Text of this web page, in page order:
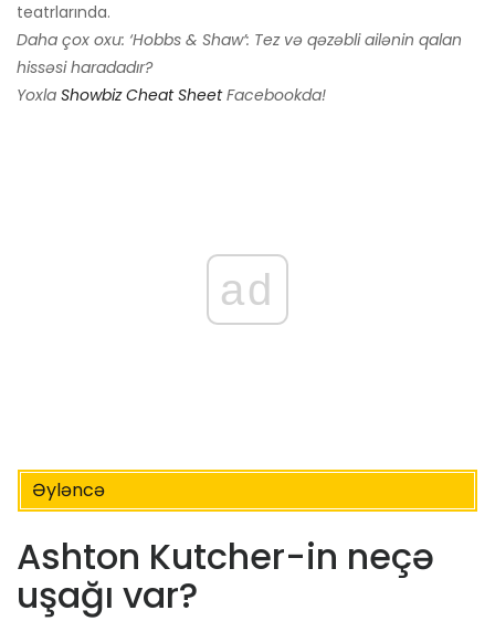
teatrlarında.
Daha çox oxu: ‘Hobbs & Shaw’: Tez və qəzəbli ailənin qalan
hissəsi haradadır?
Yoxla Showbiz Cheat Sheet Facebookda!
ad
Əyləncə
Ashton Kutcher-in neçə
uşağı var?